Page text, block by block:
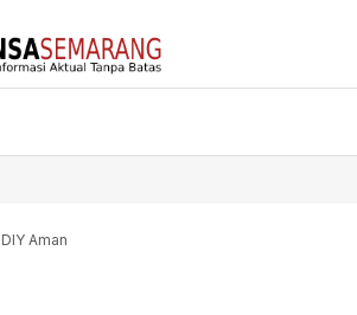
Aman